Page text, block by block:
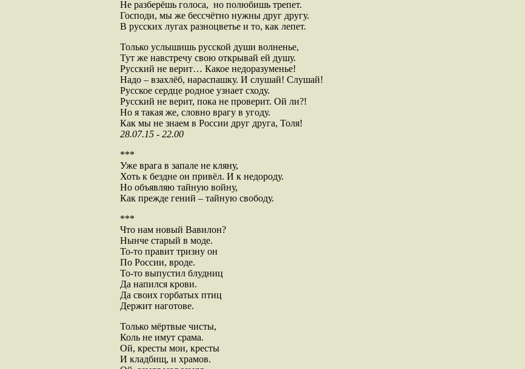
Не разберёшь голоса, но полюбишь трепет.
Господи, мы же бессчётно нужны друг другу.
В русских лугах разноцветье и то, как лепет.
Только услышишь русской души волненье,
Тут же навстречу свою открывай ей душу.
Русский не верит… Какое недоразуменье!
Надо – взахлёб, нараспашку. И слушай! Слушай!
Русское сердце родное узнает сходу.
Русский не верит, пока не проверит. Ой ли?!
Но я такая же, словно врагу в угоду.
Как мы не знаем в России друг друга, Толя!
28.07.15 - 22.00
***
Уже врага в запале не кляну,
Хоть к бездне он привёл. И к недороду.
Но объявляю тайную войну,
Как прежде гений – тайную свободу.
***
Что нам новый Вавилон?
Нынче старый в моде.
То-то правит тризну он
По России, вроде.
То-то выпустил блудниц
Да напился крови.
Да своих горбатых птиц
Держит наготове.
Только мёртвые чисты,
Коль не имут срама.
Ой, кресты мои, кресты
И кладбищ, и храмов.